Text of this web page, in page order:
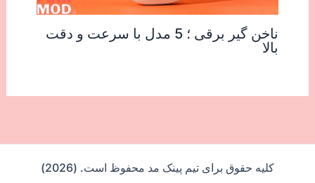
ناخن گیر برقی ؛ 5 مدل با سرعت و دقت
بالا
کلیه حقوق برای تیم پینک مد محفوظ است. (2026)